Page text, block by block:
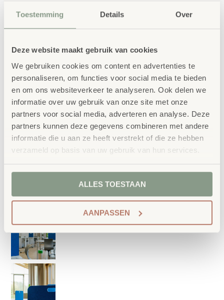
Toestemming Details Over
Deze website maakt gebruik van cookies
We gebruiken cookies om content en advertenties te
personaliseren, om functies voor social media te bieden
en om ons websiteverkeer te analyseren. Ook delen we
informatie over uw gebruik van onze site met onze
partners voor social media, adverteren en analyse. Deze
partners kunnen deze gegevens combineren met andere
informatie die u aan ze heeft verstrekt of die ze hebben
verzameld op basis van uw gebruik van hun services.
ALLES TOESTAAN
AANPASSEN